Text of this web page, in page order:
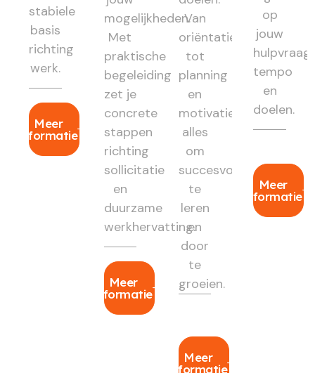
stabiele
basis
richting
werk.
Meer
informatie
mogelijkheden.
Met
praktische
begeleiding
zet je
concrete
stappen
richting
sollicitatie
en
duurzame
werkhervatting.
Meer
informatie
Van
oriëntatie
tot
planning
en
motivatie:
alles
om
succesvol
te
leren
en
door
te
groeien.
Meer
informatie
op
jouw
hulpvraag,
tempo
en
doelen.
Meer
informatie